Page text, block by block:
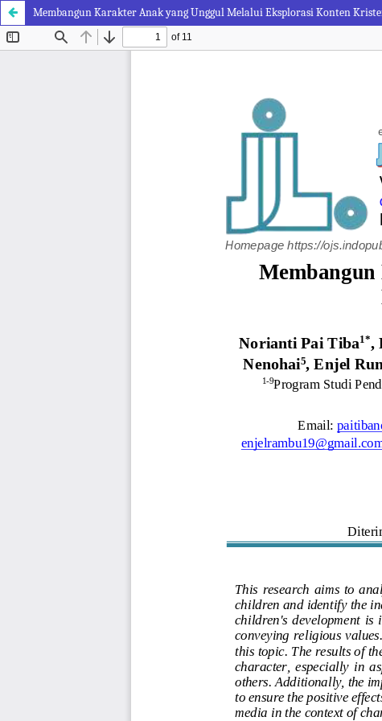
Membangun Karakter Anak yang Unggul Melalui Eksplorasi Konten